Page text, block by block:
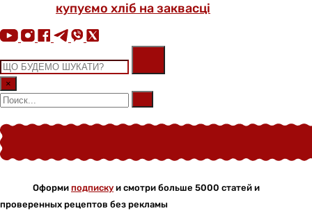
купуємо хліб на заквасці
×
Оформи подписку и смотри больше 5000 статей и
проверенных рецептов без рекламы